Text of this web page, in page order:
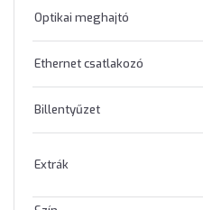
Optikai meghajtó
Ethernet csatlakozó
Billentyűzet
Extrák